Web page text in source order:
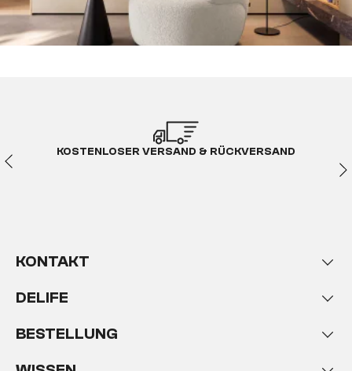
KOSTENLOSER VERSAND & RÜCKVERSAND
KONTAKT
DELIFE
BESTELLUNG